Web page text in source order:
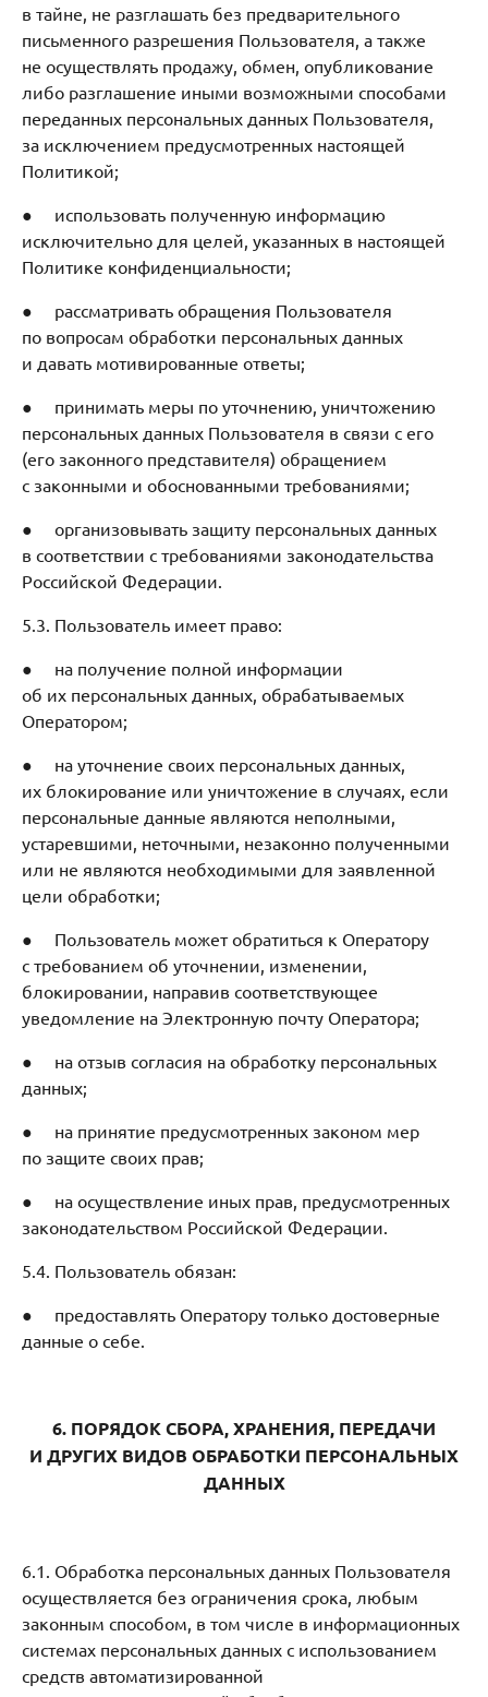
в тайне, не разглашать без предварительного
письменного разрешения Пользователя, а также
не осуществлять продажу, обмен, опубликование
либо разглашение иными возможными способами
переданных персональных данных Пользователя,
за исключением предусмотренных настоящей
Политикой;
● использовать полученную информацию
исключительно для целей, указанных в настоящей
Политике конфиденциальности;
● рассматривать обращения Пользователя
по вопросам обработки персональных данных
и давать мотивированные ответы;
● принимать меры по уточнению, уничтожению
персональных данных Пользователя в связи с его
(его законного представителя) обращением
с законными и обоснованными требованиями;
● организовывать защиту персональных данных
в соответствии с требованиями законодательства
Российской Федерации.
5.3. Пользователь имеет право:
● на получение полной информации
об их персональных данных, обрабатываемых
Оператором;
● на уточнение своих персональных данных,
их блокирование или уничтожение в случаях, если
персональные данные являются неполными,
устаревшими, неточными, незаконно полученными
или не являются необходимыми для заявленной
цели обработки;
● Пользователь может обратиться к Оператору
с требованием об уточнении, изменении,
блокировании, направив соответствующее
уведомление на Электронную почту Оператора;
● на отзыв согласия на обработку персональных
данных;
● на принятие предусмотренных законом мер
по защите своих прав;
● на осуществление иных прав, предусмотренных
законодательством Российской Федерации.
5.4. Пользователь обязан:
● предоставлять Оператору только достоверные
данные о себе.
6. ПОРЯДОК СБОРА, ХРАНЕНИЯ, ПЕРЕДАЧИ
И ДРУГИХ ВИДОВ ОБРАБОТКИ ПЕРСОНАЛЬНЫХ
ДАННЫХ
6.1. Обработка персональных данных Пользователя
осуществляется без ограничения срока, любым
законным способом, в том числе в информационных
системах персональных данных с использованием
средств автоматизированной